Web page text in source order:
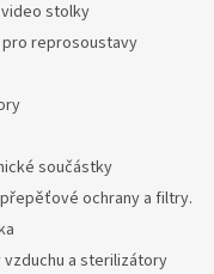
stolky
reprosoustavy
součástky
ochrany a filtry.
vzduchu a sterilizátory